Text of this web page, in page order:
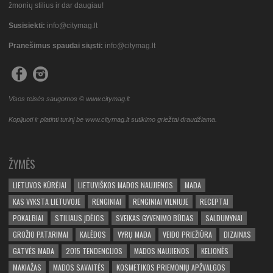
žmonių stilius ir dar daugiau!
Susisiekti: info@citymag.lt
Pranešimus spaudai siųsti: info@citymag.lt
Visos teisės saugomos © www.citymag.lt
Kopijuoti ir platinti turinį be www.citymag.lt sutikimo griežtai draudžiama.
ŽYMĖS
LIETUVOS KŪRĖJAI LIETUVIŠKOS MADOS NAUJIENOS
MADA
KAS VYKSTA LIETUVOJE
RENGINIAI RENGINIAI VILNIUJE
RECEPTAI
POKALBIAI
STILIAUS ĮDĖJOS SVEIKAS GYVENIMO BŪDAS
SALDUMYNAI
GROŽIO PATARIMAI
KALĖDOS VYRŲ MADA VEIDO PRIEŽIŪRA
DIZAINAS
GATVĖS MADA
2015 TENDENCIJOS MADOS NAUJIENOS
KELIONĖS
MAKIAŽAS
MADOS SAVAITĖS KOSMETIKOS PRIEMONIŲ APŽVALGOS